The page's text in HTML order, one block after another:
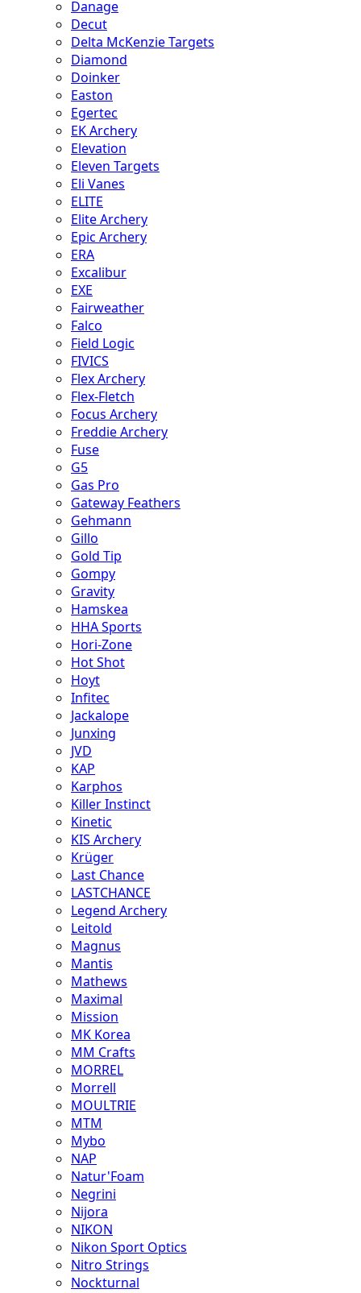
Danage
Decut
Delta McKenzie Targets
Diamond
Doinker
Easton
Egertec
EK Archery
Elevation
Eleven Targets
Eli Vanes
ELITE
Elite Archery
Epic Archery
ERA
Excalibur
EXE
Fairweather
Falco
Field Logic
FIVICS
Flex Archery
Flex-Fletch
Focus Archery
Freddie Archery
Fuse
G5
Gas Pro
Gateway Feathers
Gehmann
Gillo
Gold Tip
Gompy
Gravity
Hamskea
HHA Sports
Hori-Zone
Hot Shot
Hoyt
Infitec
Jackalope
Junxing
JVD
KAP
Karphos
Killer Instinct
Kinetic
KIS Archery
Krüger
Last Chance
LASTCHANCE
Legend Archery
Leitold
Magnus
Mantis
Mathews
Maximal
Mission
MK Korea
MM Crafts
MORREL
Morrell
MOULTRIE
MTM
Mybo
NAP
Natur'Foam
Negrini
Nijora
NIKON
Nikon Sport Optics
Nitro Strings
Nockturnal